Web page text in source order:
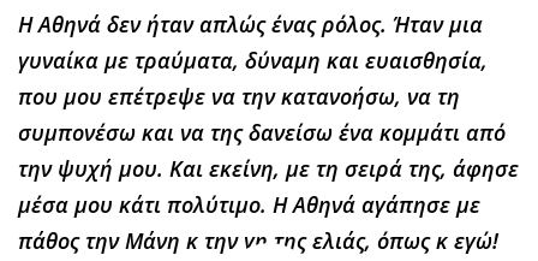
Η Αθηνά δεν ήταν απλώς ένας ρόλος. Ήταν μια
γυναίκα με τραύματα, δύναμη και ευαισθησία,
που μου επέτρεψε να την κατανοήσω, να τη
συμπονέσω και να της δανείσω ένα κομμάτι από
την ψυχή μου. Και εκείνη, με τη σειρά της, άφησε
μέσα μου κάτι πολύτιμο. Η Αθηνά αγάπησε με
πάθος την Μάνη κ την γη της ελιάς, όπως κ εγώ!